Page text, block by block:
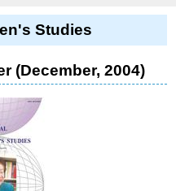
Studies
(December, 2004)